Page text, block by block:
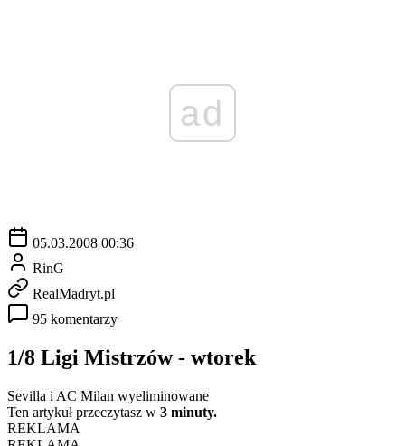
ad
05.03.2008 00:36
RinG
RealMadryt.pl
95 komentarzy
1/8 Ligi Mistrzów - wtorek
Sevilla i AC Milan wyeliminowane
Ten artykuł przeczytasz w 3 minuty.
REKLAMA